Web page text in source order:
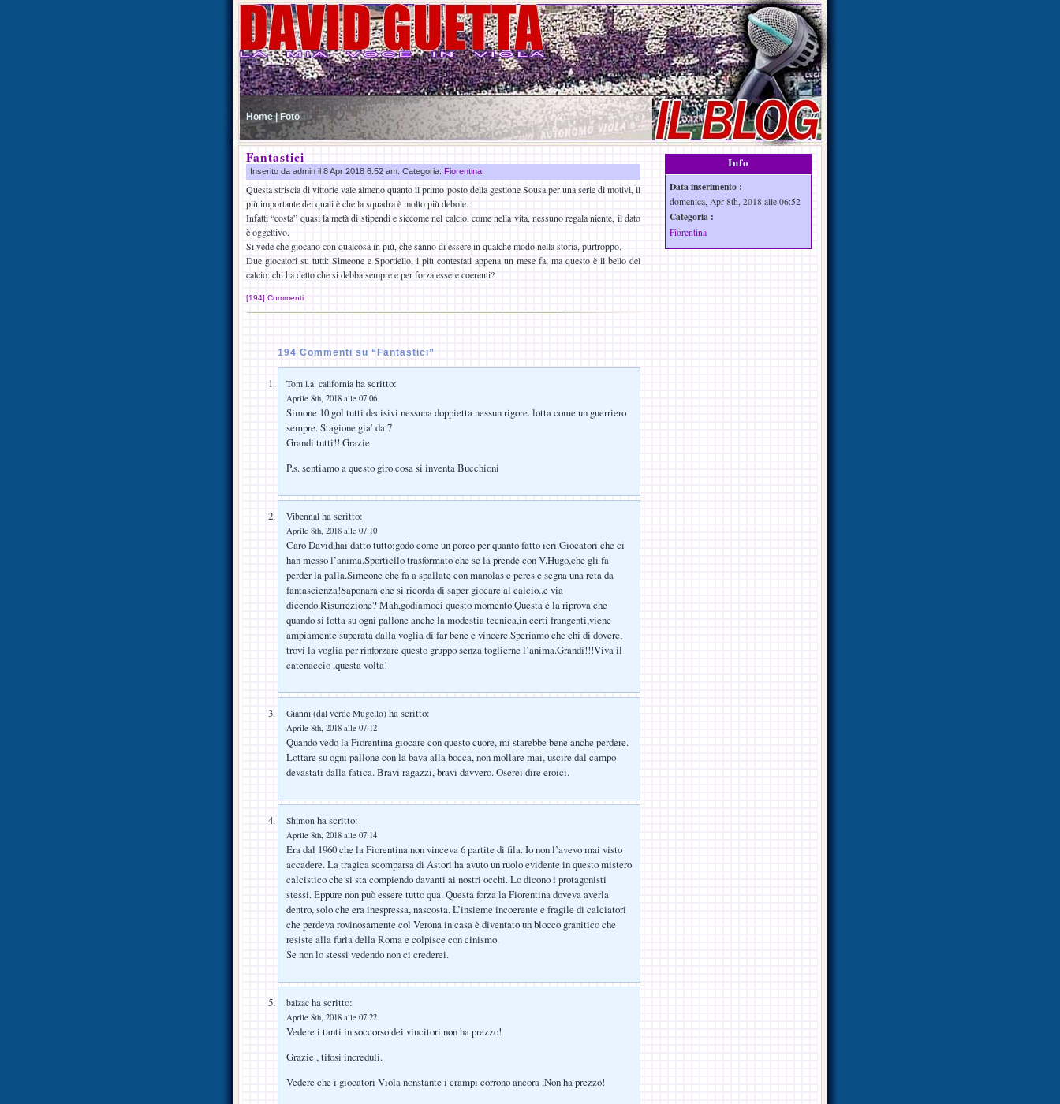
Home | Foto
Fantastici
Inserito da admin il 8 Apr 2018 6:52 am. Categoria: Fiorentina
Questa striscia di vittorie vale almeno quanto il primo posto della gestione Sousa per una serie di motivi, il
più importante dei quali è che la squadra è molto più debole.
Infatti “costa” quasi la metà di stipendi e siccome nel calcio, come nella vita, nessuno regala niente, il dato
è oggettivo.
Si vede che giocano con qualcosa in più, che sanno di essere in qualche modo nella storia, purtroppo.
Due giocatori su tutti: Simeone e Sportiello, i più contestati appena un mese fa, ma questo è il bello del
calcio: chi ha detto che si debba sempre e per forza essere coerenti?
[194] Commenti
194 Commenti su “Fantastici”
Tom l.a. california ha scritto:
Aprile 8th, 2018 alle 07:06
Simone 10 gol tutti decisivi nessuna doppietta nessun rigore. lotta come un guerriero
sempre. Stagione gia’ da 7
Grandi tutti!! Grazie
P.s. sentiamo a questo giro cosa si inventa Bucchioni
Vibennal ha scritto:
Aprile 8th, 2018 alle 07:10
Caro David,hai datto tutto:godo come un porco per quanto fatto ieri.Giocatori che ci
han messo l’anima.Sportiello trasformato che se la prende con V.Hugo,che gli fa
perder la palla.Simeone che fa a spallate con manolas e peres e segna una reta da
fantascienza!Saponara che si ricorda di saper giocare al calcio..e via
dicendo.Risurrezione? Mah,godiamoci questo momento.Questa é la riprova che
quando si lotta su ogni pallone anche la modestia tecnica,in certi frangenti,viene
ampiamente superata dalla voglia di far bene e vincere.Speriamo che chi di dovere,
trovi la voglia per rinforzare questo gruppo senza toglierne l’anima.Grandi!!!Viva il
catenaccio ,questa volta!
Gianni (dal verde Mugello) ha scritto:
Aprile 8th, 2018 alle 07:12
Quando vedo la Fiorentina giocare con questo cuore, mi starebbe bene anche perdere.
Lottare su ogni pallone con la bava alla bocca, non mollare mai, uscire dal campo
devastati dalla fatica. Bravi ragazzi, bravi davvero. Oserei dire eroici.
Shimon ha scritto:
Aprile 8th, 2018 alle 07:14
Era dal 1960 che la Fiorentina non vinceva 6 partite di fila. Io non l’avevo mai visto
accadere. La tragica scomparsa di Astori ha avuto un ruolo evidente in questo mistero
calcistico che si sta compiendo davanti ai nostri occhi. Lo dicono i protagonisti
stessi. Eppure non può essere tutto qua. Questa forza la Fiorentina doveva averla
dentro, solo che era inespressa, nascosta. L’insieme incoerente e fragile di calciatori
che perdeva rovinosamente col Verona in casa è diventato un blocco granitico che
resiste alla furia della Roma e colpisce con cinismo.
Se non lo stessi vedendo non ci crederei.
balzac ha scritto:
Aprile 8th, 2018 alle 07:22
Vedere i tanti in soccorso dei vincitori non ha prezzo!
Grazie , tifosi increduli.
Vedere che i giocatori Viola nonstante i crampi corrono ancora ,Non ha prezzo!
Info
Data inserimento :
domenica, Apr 8th, 2018 alle 06:52
Categoria :
Fiorentina